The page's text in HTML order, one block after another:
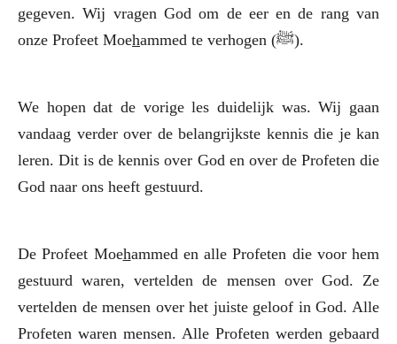
gegeven. Wij vragen God om de eer en de rang van
onze Profeet Moehammed te verhogen (ﷺ).
We hopen dat de vorige les duidelijk was. Wij gaan
vandaag verder over de belangrijkste kennis die je kan
leren. Dit is de kennis over God en over de Profeten die
God naar ons heeft gestuurd.
De Profeet Moehammed en alle Profeten die voor hem
gestuurd waren, vertelden de mensen over God. Ze
vertelden de mensen over het juiste geloof in God. Alle
Profeten waren mensen. Alle Profeten werden gebaard